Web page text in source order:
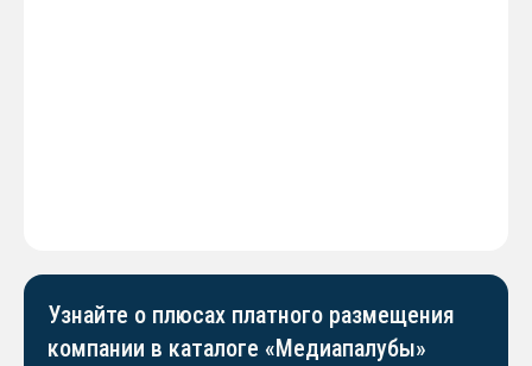
Узнайте о плюсах платного размещения
компании в каталоге «Медиапалубы»